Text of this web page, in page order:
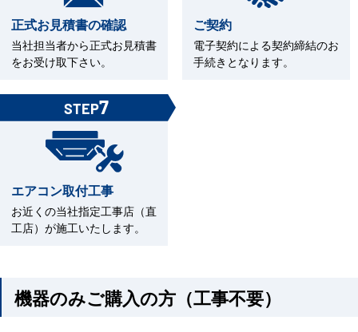
正式お見積書の確認
当社担当者から正式お見積書
をお受け取下さい。
ご契約
電子契約による契約締結のお
手続きとなります。
STEP7
エアコン取付工事
お近くの当社指定工事店（直
工店）が施工いたします。
機器のみご購入の方（工事不要）